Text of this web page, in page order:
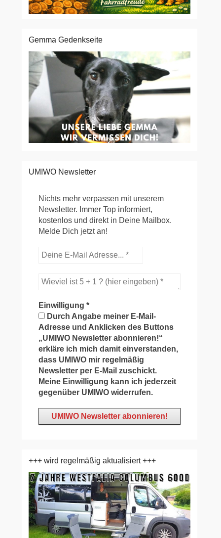
Gemma Gedenkseite
UMIWO Newsletter
Nichts mehr verpassen mit unserem
Newsletter. Immer Top informiert,
kostenlos und direkt in Deine Mailbox.
Melde Dich jetzt an!
Einwilligung*
Durch Angabe meiner E-Mail-
Adresse und Anklicken des Buttons
„UMIWO Newsletter abonnieren!“
erkläre ich mich damit einverstanden,
dass UMIWO mir regelmäßig
Newsletter per E-Mail zuschickt.
Meine Einwilligung kann ich jederzeit
gegenüber UMIWO widerrufen.
+++ wird regelmäßig aktualisiert +++